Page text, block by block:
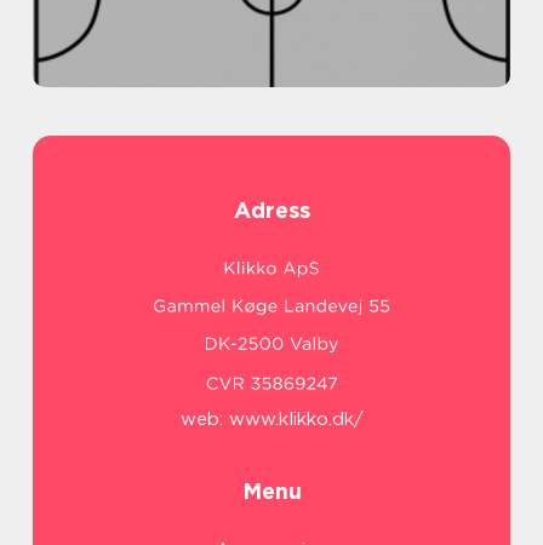
Adress
web: www.klikko.dk/
Menu